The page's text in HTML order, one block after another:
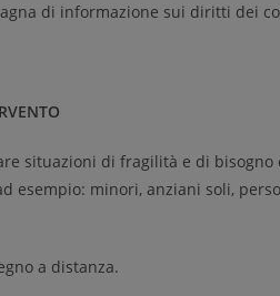
di informazione sui diritti dei
situazioni di fragilità e di bisogno
esempio: minori, anziani soli,
a distanza.